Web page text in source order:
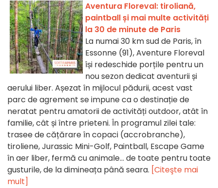
Aventura Floreval: tiroliană,
paintball și mai multe activități
la 30 de minute de Paris
La numai 30 km sud de Paris, în
Essonne (91), Aventure Floreval
își redeschide porțile pentru un
nou sezon dedicat aventurii și
aerului liber. Așezat în mijlocul pădurii, acest vast
parc de agrement se impune ca o destinație de
neratat pentru amatorii de activități outdoor, atât în
familie, cât și între prieteni. În programul zilei tale:
trasee de cățărare în copaci (accrobranche),
tiroliene, Jurassic Mini-Golf, Paintball, Escape Game
în aer liber, fermă cu animale... de toate pentru toate
gusturile, de la dimineața până seara. [Citeşte mai
mult]